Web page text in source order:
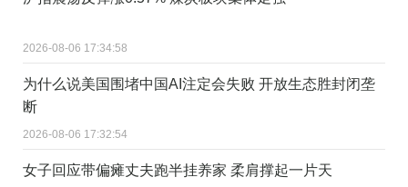
2026-08-06 17:34:58
为什么说美国围堵中国AI注定会失败 开放生态胜封闭垄
断
2026-08-06 17:32:54
女子回应带偏瘫丈夫跑半挂养家 柔肩撑起一片天